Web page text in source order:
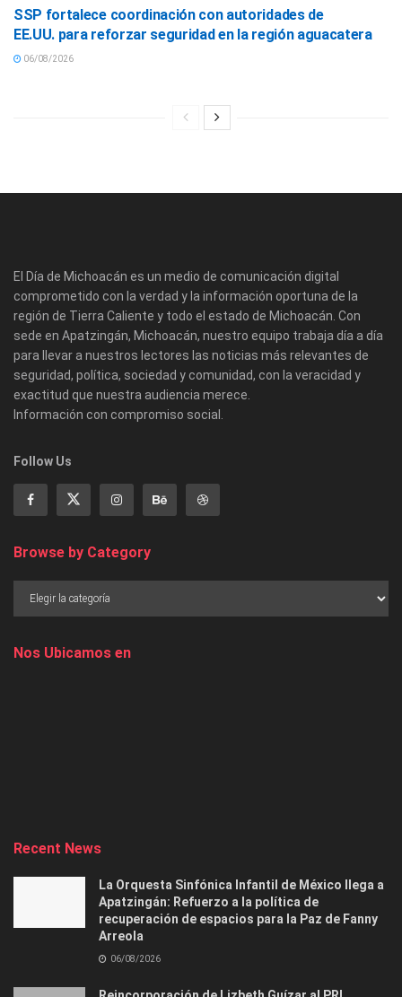
SSP fortalece coordinación con autoridades de
EE.UU. para reforzar seguridad en la región aguacatera
06/08/2026
El Día de Michoacán es un medio de comunicación digital
comprometido con la verdad y la información oportuna de la
región de Tierra Caliente y todo el estado de Michoacán. Con
sede en Apatzingán, Michoacán, nuestro equipo trabaja día a día
para llevar a nuestros lectores las noticias más relevantes de
seguridad, política, sociedad y comunidad, con la veracidad y
exactitud que nuestra audiencia merece.
Información con compromiso social.
Follow Us
Browse by Category
Nos Ubicamos en
Recent News
La Orquesta Sinfónica Infantil de México llega a
Apatzingán: Refuerzo a la política de
recuperación de espacios para la Paz de Fanny
Arreola
06/08/2026